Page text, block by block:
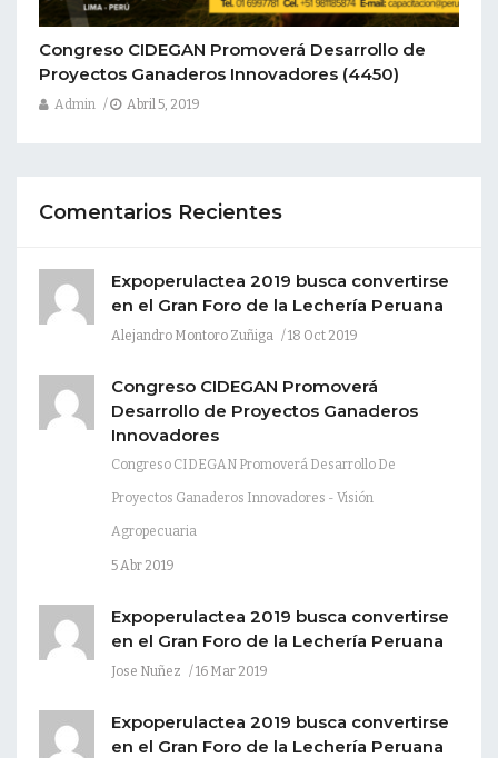
Congreso CIDEGAN Promoverá Desarrollo de
Proyectos Ganaderos Innovadores (4450)
Admin Abril 5, 2019
Comentarios Recientes
Expoperulactea 2019 busca convertirse
en el Gran Foro de la Lechería Peruana
Alejandro Montoro Zuñiga 18 Oct 2019
Congreso CIDEGAN Promoverá
Desarrollo de Proyectos Ganaderos
Innovadores
Congreso CIDEGAN Promoverá Desarrollo De
Proyectos Ganaderos Innovadores - Visión
Agropecuaria
5 Abr 2019
Expoperulactea 2019 busca convertirse
en el Gran Foro de la Lechería Peruana
Jose Nuñez 16 Mar 2019
Expoperulactea 2019 busca convertirse
en el Gran Foro de la Lechería Peruana